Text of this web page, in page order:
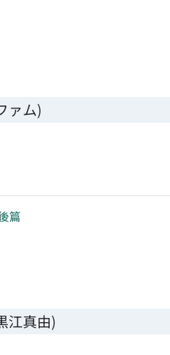
ァム)
篇
江真由)